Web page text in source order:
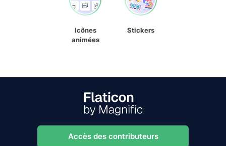
Icônes
animées
Stickers
Accès des contributeurs